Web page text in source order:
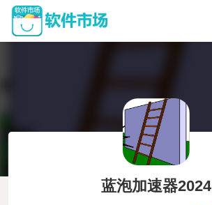
蓝泡加速器2024